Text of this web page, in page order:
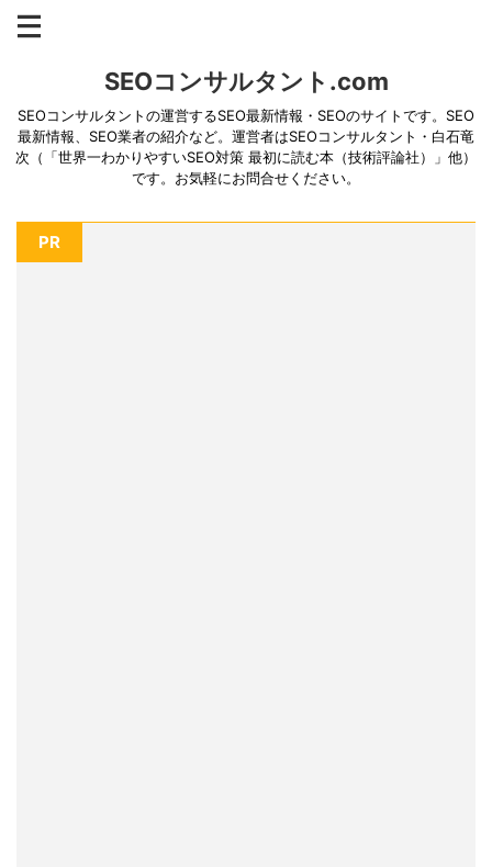
SEOコンサルタント.com
SEOコンサルタントの運営するSEO最新情報・SEOのサイトです。SEO
最新情報、SEO業者の紹介など。運営者はSEOコンサルタント・白石竜
次（「世界一わかりやすいSEO対策 最初に読む本（技術評論社）」他）
です。お気軽にお問合せください。
PR